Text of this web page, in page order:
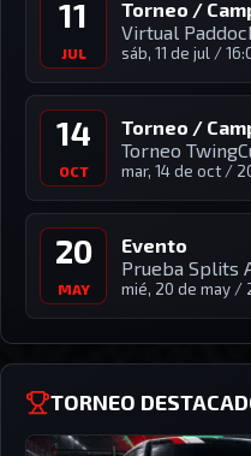
11
JUL
Torneo /
Virtual
sáb, 11 de jul /
14
OCT
Torneo /
Torneo
mar, 14 de oct /
20
MAY
Evento
Prueba Splits
mié, 20 de may /
TORNEO